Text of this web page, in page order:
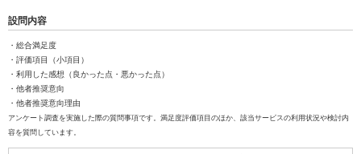
設問内容
・総合満足度
・評価項目（小項目）
・利用した感想（良かった点・悪かった点）
・他者推奨意向
・他者推奨意向理由
アンケート調査を実施した際の質問事項です。満足度評価項目のほか、該当サービスの利用状況や検討内
容を質問しています。